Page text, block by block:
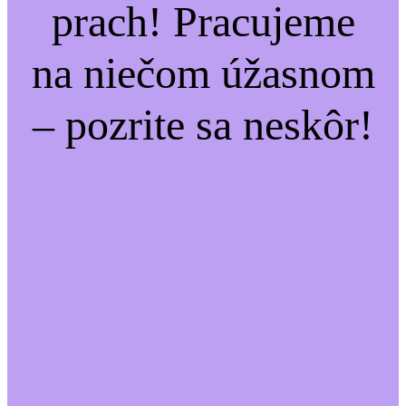
prach! Pracujeme
na niečom úžasnom
– pozrite sa neskôr!